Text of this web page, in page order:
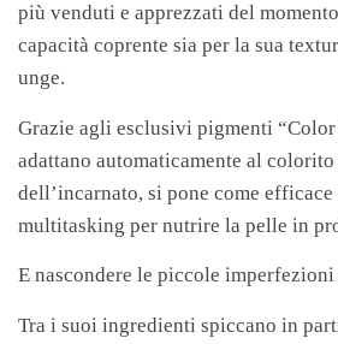
più venduti e apprezzati del
capacità coprente sia per la sua
unge.
Grazie agli esclusivi pigmenti
adattano automaticamente al
dell’incarnato, si pone come
multitasking per nutrire la pelle in
E nascondere le piccole
Tra i suoi ingredienti spiccano in